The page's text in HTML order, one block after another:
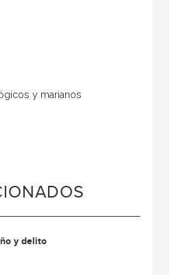
y marianos
y delito